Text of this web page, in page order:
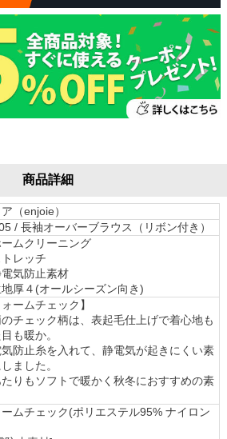
商品詳細
（enjoie）
/ 長袖オーバーブラウス（リボン付き）
ームクリーニング
トレッチ
電気防止素材
地厚４(オールシーズン向き)
ォームチェック】
チェック柄は、表起毛仕上げで着心地も
も暖か。
防止糸を入れて、静電気が起きにくい素
ました。
たりもソフトで暖かく秋冬におすすめの素
ムチェック(ポリエステル95% ナイロン